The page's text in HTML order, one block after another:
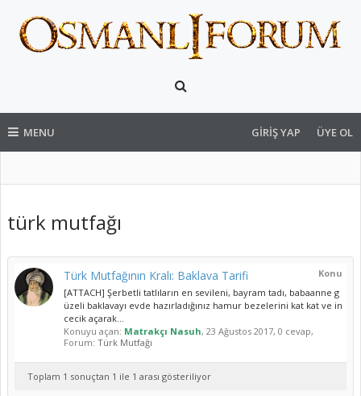
MENU GIRIŞ YAP ÜYE OL
türk mutfağı
Konu
Türk Mutfağının Kralı: Baklava Tarifi
[ATTACH] Şerbetli tatlıların en sevileni, bayram tadı, babaanne g
üzeli baklavayı evde hazırladığınız hamur bezelerini kat kat ve in
cecik açarak...
Konuyu açan: Matrakçı Nasuh, 23 Ağustos 2017, 0 cevap,
Forum: Türk Mutfağı
Toplam 1 sonuçtan 1 ile 1 arası gösteriliyor